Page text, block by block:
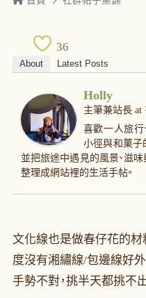
36
About Latest Posts
Holly
主筆兼站長at
喜歡一人旅行
小徑與和菓子
並把旅途中遇見的風景、滋
整理成網站裡的生活手帖。
文化線也是做春仔花的材
度沒有湘繡線/包邊線好
手勢不對，挑半天都挑不